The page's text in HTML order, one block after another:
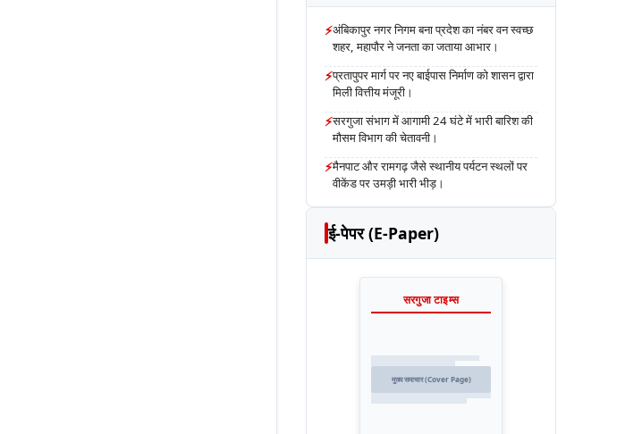
⚡अंबिकापुर नगर निगम बना प्रदेश का नंबर वन स्वच्छ
शहर, महापौर ने जनता का जताया आभार।
⚡प्रतापुपर मार्ग पर नए बाईपास निर्माण को शासन द्वारा
मिली वित्तीय मंजूरी।
⚡सरगुजा संभाग में आगामी 24 घंटे में भारी बारिश की
मौसम विभाग की चेतावनी।
⚡मैनपाट और रामगढ़ जैसे स्थानीय पर्यटन स्थलों पर
वीकेंड पर उमड़ी भारी भीड़।
ई-पेपर (E-Paper)
सरगुजा टाइम्स
मुख्य समाचार (Cover Page)